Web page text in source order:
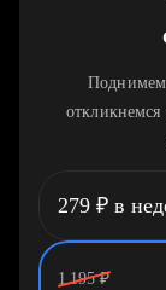
Поднимем
279 ₽ в
1 195 ₽